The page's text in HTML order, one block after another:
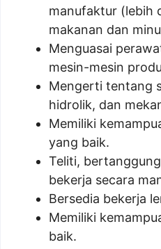
manufaktur (lebih
makanan dan
Menguasai
mesin-mesin
Mengerti tentang
hidrolik, dan
Memiliki
yang baik.
Teliti,
bekerja secara
Bersedia bekerja
Memiliki
baik.